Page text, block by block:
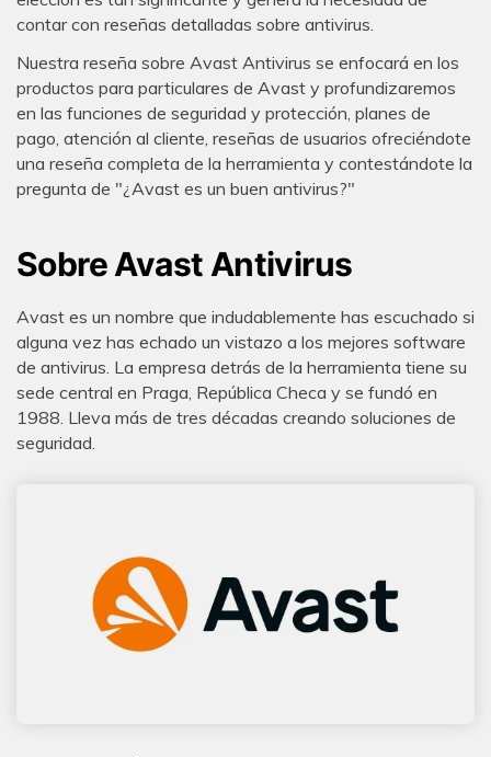
contar con reseñas detalladas sobre antivirus.
Nuestra reseña sobre Avast Antivirus se enfocará en los
productos para particulares de Avast y profundizaremos
en las funciones de seguridad y protección, planes de
pago, atención al cliente, reseñas de usuarios ofreciéndote
una reseña completa de la herramienta y contestándote la
pregunta de "¿Avast es un buen antivirus?"
Sobre Avast Antivirus
Avast es un nombre que indudablemente has escuchado si
alguna vez has echado un vistazo a los mejores software
de antivirus. La empresa detrás de la herramienta tiene su
sede central en Praga, República Checa y se fundó en
1988. Lleva más de tres décadas creando soluciones de
seguridad.